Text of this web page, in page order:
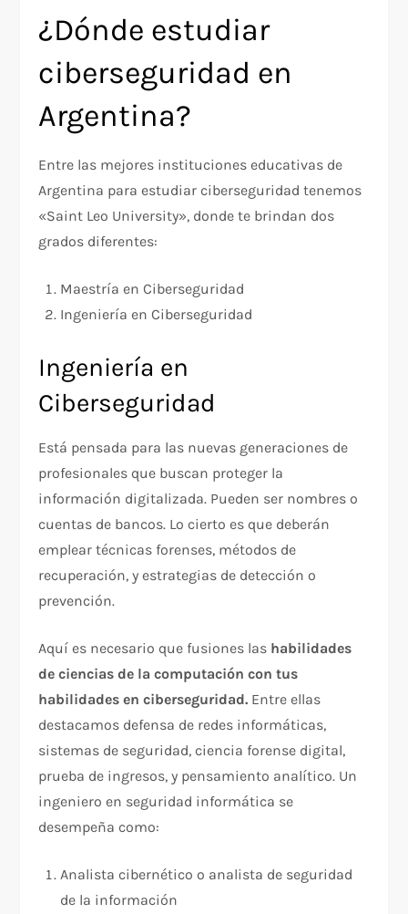
¿Dónde estudiar
ciberseguridad en
Argentina?
Entre las mejores instituciones educativas de
Argentina para estudiar ciberseguridad tenemos
«Saint Leo University», donde te brindan dos
grados diferentes:
Maestría en Ciberseguridad
Ingeniería en Ciberseguridad
Ingeniería en
Ciberseguridad
Está pensada para las nuevas generaciones de
profesionales que buscan proteger la
información digitalizada. Pueden ser nombres o
cuentas de bancos. Lo cierto es que deberán
emplear técnicas forenses, métodos de
recuperación, y estrategias de detección o
prevención.
Aquí es necesario que fusiones las habilidades
de ciencias de la computación con tus
habilidades en ciberseguridad. Entre ellas
destacamos defensa de redes informáticas,
sistemas de seguridad, ciencia forense digital,
prueba de ingresos, y pensamiento analítico. Un
ingeniero en seguridad informática se
desempeña como:
Analista cibernético o analista de seguridad
de la información